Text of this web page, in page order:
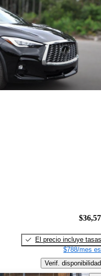
El precio incluye tasas
$788/mes
Verif. disponibilidad